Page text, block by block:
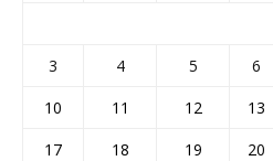
3
4 5 6
10
11 12 13
17
18 19 20